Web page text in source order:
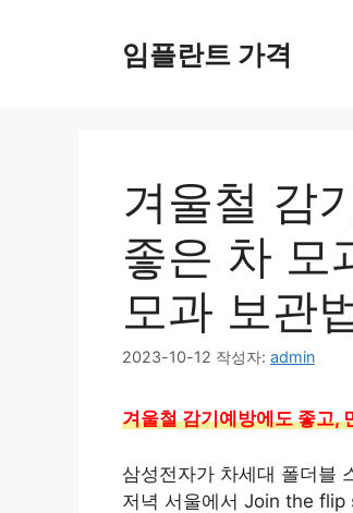
임플란트 가격
겨울철 감
좋은 차 모
모과 보관
2023-10-12 작성자: admin
겨울철 감기예방에도 좋고,
삼성전자가 차세대 폴더블
저녁 서울에서 Join the flip